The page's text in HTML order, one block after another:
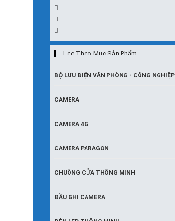
Lọc Theo Mục Sản Phẩm
BỘ LƯU ĐIỆN VĂN PHÒNG - CÔNG NGHIỆP
CAMERA
CAMERA 4G
CAMERA PARAGON
CHUÔNG CỬA THÔNG MINH
ĐẦU GHI CAMERA